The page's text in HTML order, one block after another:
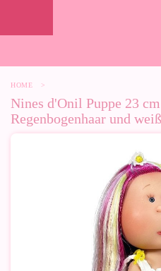
HOME >
Nines d'Onil Puppe 23
Regenbogenhaar und